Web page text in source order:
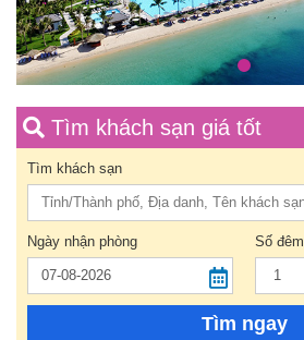
Tìm khách sạn giá tốt
Tìm khách sạn
Ngày nhận phòng Số đêm
Tìm ngay